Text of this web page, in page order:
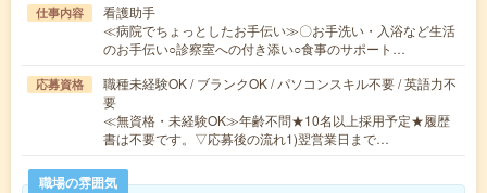
仕事内容
看護助手
≪病院でちょっとしたお手伝い≫〇お手洗い・入浴など生活
のお手伝い○診察室への付き添い○食事のサポート…
応募資格
職種未経験OK / ブランクOK / パソコンスキル不要 / 英語力不
要
≪無資格・未経験OK≫年齢不問★10名以上採用予定★履歴
書は不要です。▽応募後の流れ1)翌営業日まで…
職場の雰囲気